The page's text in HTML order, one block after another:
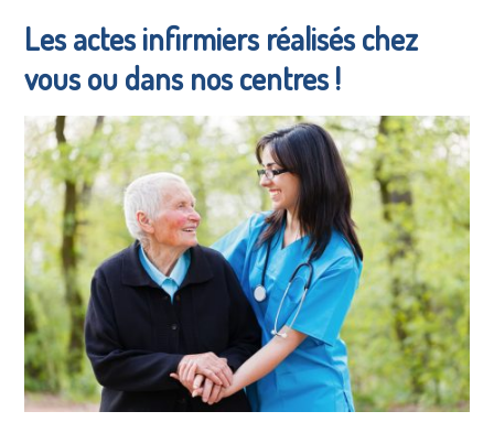
Les actes infirmiers réalisés chez
vous ou dans nos centres !